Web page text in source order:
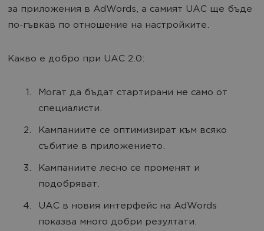
за приложения в AdWords, а самият UAC ще бъде
по-гъвкав по отношение на настройките.
Какво е добро при UAC 2.0:
Могат да бъдат стартирани не само от
специалисти.
Кампаниите се оптимизират към всяко
събитие в приложението.
Кампаниите лесно се променят и
подобряват.
UAC в новия интерфейс на AdWords
показва много добри резултати.